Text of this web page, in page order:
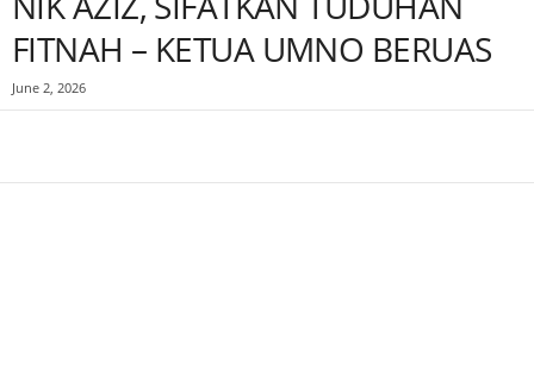
FITNAH – KETUA UMNO BERUAS
June 2, 2026